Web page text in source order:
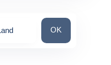
Suche nach
OK